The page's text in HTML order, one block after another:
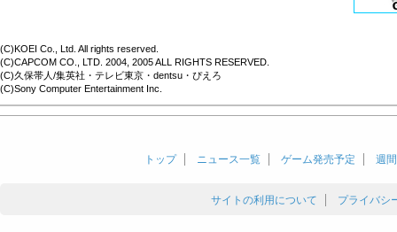
(C)KOEI Co., Ltd. All rights reserved.
(C)CAPCOM CO., LTD. 2004, 2005 ALL RIGHTS RESERVED.
(C)久保帯人/集英社・テレビ東京・dentsu・ぴえろ
(C)Sony Computer Entertainment Inc.
トップ ニュース一覧 ゲーム発売予定 週
サイトの利用について プライバシ